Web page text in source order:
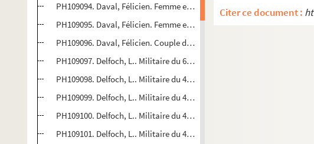
PH109094. Daval, Félicien. Femme en buste dans un ovale
PH109095. Daval, Félicien. Femme en buste dans un ovale
PH109096. Daval, Félicien. Couple de mariés
PH109097. Delfoch, L.. Militaire du 60e RI (avec gants, épée et cor de
PH109098. Delfoch, L.. Militaire du 4e RA de Besançon (avec épée et
PH109099. Delfoch, L.. Militaire du 4e RA de Besançon (avec cigarette,
PH109100. Delfoch, L.. Militaire du 4e RA de Besançon (ancre sur la
PH109101. Delfoch, L.. Militaire du 4e RA de Besançon (avec cigarette,
Citer ce document :